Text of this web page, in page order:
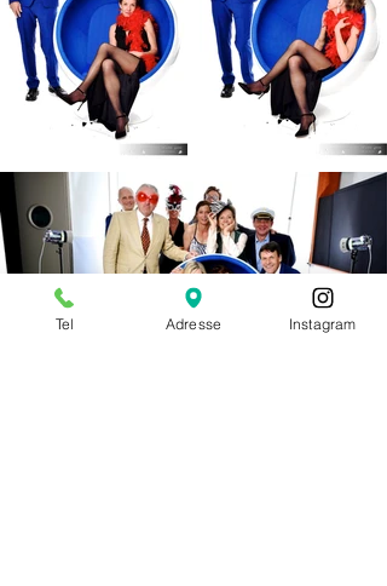
Tel Adresse Instagram